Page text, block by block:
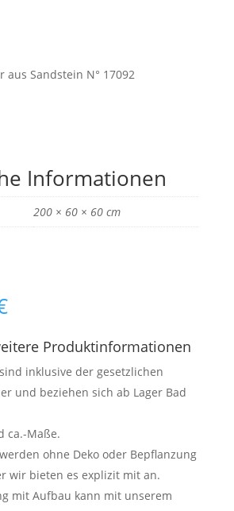
aus Sandstein N° 17092
Informationen
200 × 60 × 60 cm
Produktinformationen
inklusive der gesetzlichen
und beziehen sich ab Lager Bad
ca.-Maße.
ohne Deko oder Bepflanzung
wir bieten es explizit mit an.
mit Aufbau kann mit unserem